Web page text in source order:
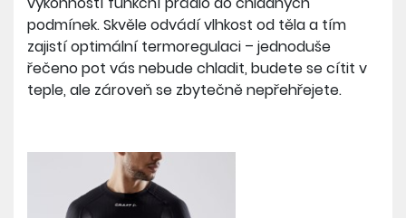
podmínek. Skvěle odvádí vlhkost od těla a tím
zajistí optimální termoregulaci – jednoduše
řečeno pot vás nebude chladit, budete se cítit v
teple, ale zároveň se zbytečně nepřehřejete.